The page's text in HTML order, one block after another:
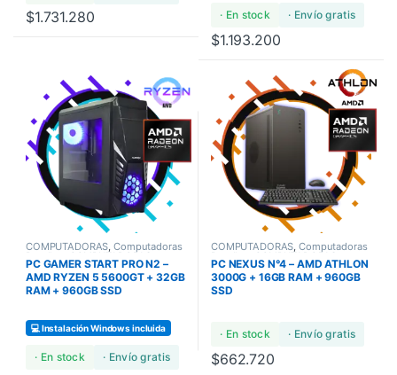
$1.731.280 · En stock · Envío gratis
$1.193.200
COMPUTADORAS,Computadoras
COMPUTADORAS
GAMERS
PC GAMER START PRO N2 –
AMD RYZEN 5 5600GT + 32GB
RAM + 960GB SSD
💻 Instalación Windows incluida
· En stock · Envío gratis
COMPUTADORAS,Computadoras
COMPUTADORAS
STANDARD
PC NEXUS N°4 – AMD ATHLON
3000G + 16GB RAM + 960GB
SSD
· En stock · Envío gratis
$662.720